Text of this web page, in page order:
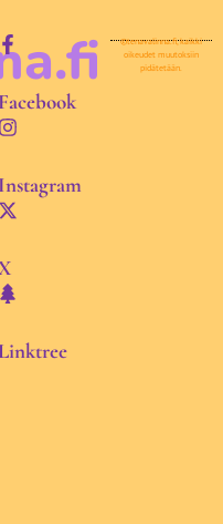
Facebook
Instagram
Linktree
©tenavalinna.fi, kaikki
oikeudet muutoksiin
pidätetään.